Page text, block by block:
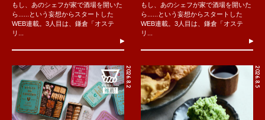
もし、あのシェフが家で酒場を開いた
ら......という妄想からスタートした
WEB連載。3人目は、鎌倉「オステ
リ...
もし、あのシェフが家で酒場を開いた
ら......という妄想からスタートした
WEB連載。3人目は、鎌倉「オステ
リ...
2026.8.2 2026.8.5